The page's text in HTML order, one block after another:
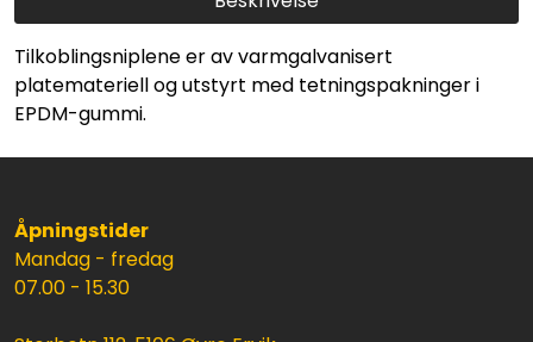
Tilkoblingsniplene er av varmgalvanisert
platemateriell og utstyrt med tetningspakninger i
EPDM-gummi.
Åpningstider
Mandag - fredag
07.00 - 15.30